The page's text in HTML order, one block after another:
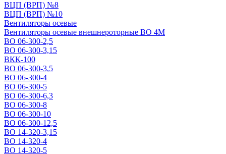
ВЦП (ВРП) №8
ВЦП (ВРП) №10
Вентиляторы осевые
Вентиляторы осевые внешнероторные ВО 4М
ВО 06-300-2,5
ВО 06-300-3,15
ВКК-100
ВО 06-300-3,5
ВО 06-300-4
ВО 06-300-5
ВО 06-300-6,3
ВО 06-300-8
ВО 06-300-10
ВО 06-300-12,5
ВО 14-320-3,15
ВО 14-320-4
ВО 14-320-5